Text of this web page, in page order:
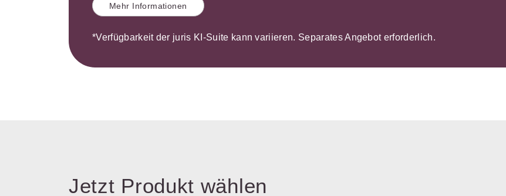
Mehr Informationen
*Verfügbarkeit der juris KI-Suite kann variieren. Separates Angebot erforderlich.
Jetzt Produkt wählen